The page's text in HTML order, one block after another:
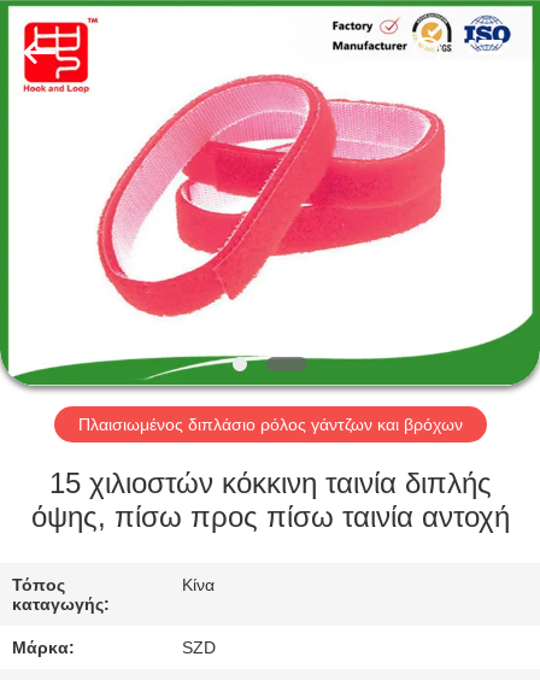
ΠΡΟΪΌΝΤΑ
ΣΧΕΤΙΚΆ
ΕΜΆΣ
ΠΕΡΙΟΔΕΊΑ
ΣΤΟ
ΕΡΓΟΣΤΆΣΙΟ
ΈΛΕΓΧΟΣ
Zhongda
Hook
Loop
Πλαισιωμένος διπλάσιο ρόλος γάντζων και βρόχων
15 χιλιοστών κόκκινη ταινία διπλής
όψης, πίσω προς πίσω ταινία αντοχή
Τόπος
καταγωγής:
Κίνα
Μάρκα: SZD